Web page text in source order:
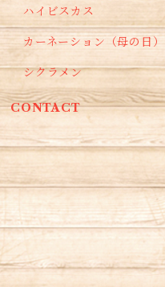
ハイビスカス
カーネーション（母の日）
シクラメン
CONTACT